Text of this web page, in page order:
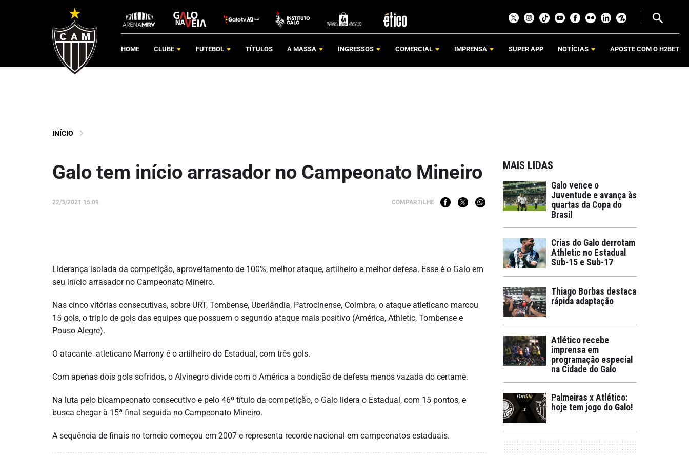
HOME CLUBE FUTEBOL TÍTULOS A MASSA INGRESSOS COMERCIAL IMPRENSA SUPER APP NOTÍCIAS APOSTE COM O H2BET
INÍCIO
Galo tem início arrasador no Campeonato Mineiro
22/3/2021 15:09 COMPARTILHE
Liderança isolada da competição, aproveitamento de 100%, melhor ataque, artilheiro e melhor defesa. Esse é o Galo em
seu início arrasador no Campeonato Mineiro.
Nas cinco vitórias consecutivas, sobre URT, Tombense, Uberlândia, Patrocinense, Coimbra, o ataque atleticano marcou
15 gols, o triplo de gols das equipes que possuem o segundo ataque mais positivo (América, Athletic, Tombense e
Pouso Alegre).
O atacante atleticano Marrony é o artilheiro do Estadual, com três gols.
Com apenas dois gols sofridos, o Alvinegro divide com o América a condição de defesa menos vazada do certame.
Na luta pelo bicampeonato consecutivo e pelo 46º título da competição, o Galo lidera o Estadual, com 15 pontos, e
busca chegar à 15ª final seguida no Campeonato Mineiro.
A sequência de finais no torneio começou em 2007 e representa recorde nacional em campeonatos estaduais.
MAIS LIDAS
Galo vence o
Juventude e avança às
quartas da Copa do
Brasil
Crias do Galo derrotam
Athletic no Estadual
Sub-15 e Sub-17
Thiago Borbas destaca
rápida adaptação
Atlético recebe
imprensa em
programação especial
na Cidade do Galo
Palmeiras x Atlético:
hoje tem jogo do Galo!